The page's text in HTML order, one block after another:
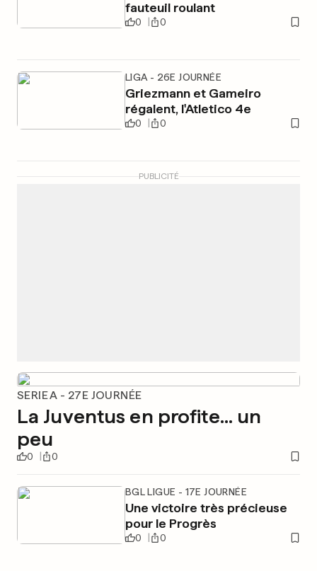
fauteuil roulant
0 0
LIGA - 26E JOURNÉE
Griezmann et Gameiro
régalent, l'Atletico 4e
0 0
PUBLICITÉ
SERIE A - 27E JOURNÉE
La Juventus en profite... un
peu
0 0
BGL LIGUE - 17E JOURNÉE
Une victoire très précieuse
pour le Progrès
0 0